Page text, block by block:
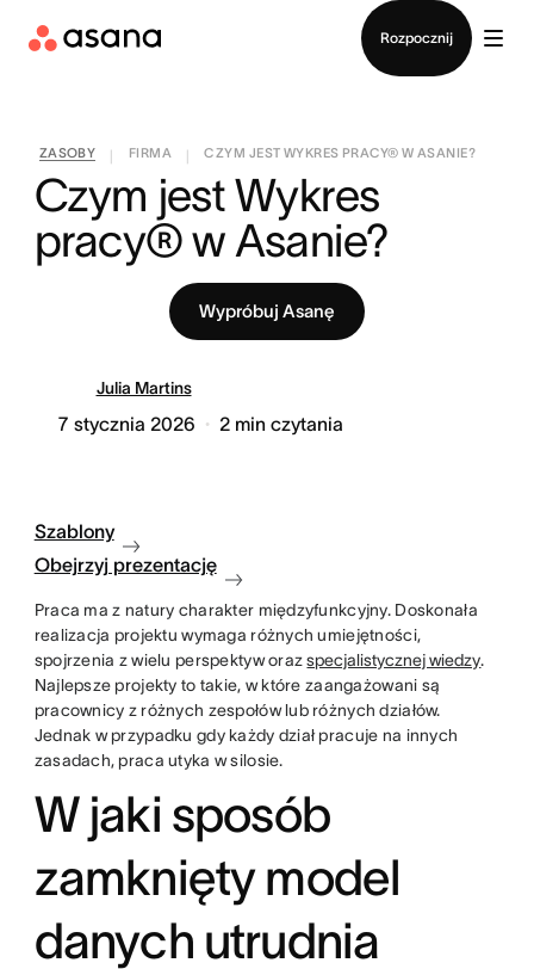
Rozpocznij
ZASOBY FIRMA CZYM JEST WYKRES PRACY® W ASANIE?
Czym jest Wykres
pracy® w Asanie?
Wypróbuj Asanę
Julia Martins
7 stycznia 2026 2 min czytania
Szablony
Obejrzyj prezentację
Praca ma z natury charakter międzyfunkcyjny. Doskonała
realizacja projektu wymaga różnych umiejętności,
spojrzenia z wielu perspektyw orazspecjalistycznej wiedzy.
Najlepsze projekty to takie, w które zaangażowani są
pracownicy z różnych zespołów lub różnych działów.
Jednak w przypadku gdy każdy dział pracuje na innych
zasadach, praca utyka w silosie.
W jaki sposób
zamknięty model
danych utrudnia